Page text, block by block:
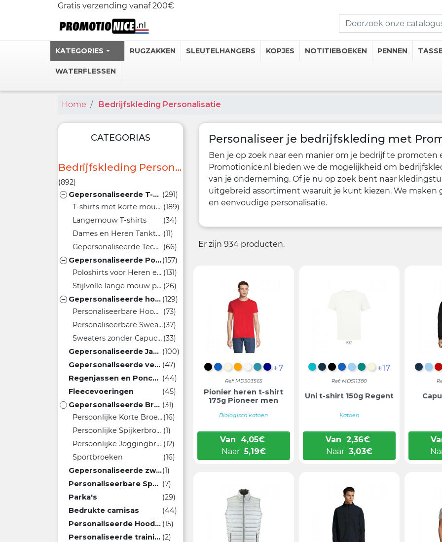
Gratis verzending vanaf 200€
KATEGORIES
Gepersonaliseerde Kopjes
Gepersonaliseerde Thermische Mokken
Personlijke Onderzetters
Heupflessen
Bekijk meer drankcategorieën
RUGZAKKEN SLEUTELHANGERS KOPJES NOTITIEBOEKEN PENNEN
WATERFLESSEN
Home Bedrijfskleding Personalisatie
CATEGORIAS
Bedrijfskleding Personalisatie
(892)
 Gepersonaliseerde T-shirts bedrukken (291)
T-shirts met korte mouwen (189)
Langemouw T-shirts
(34)
Dames en Heren Tanktops (11)
Gepersonaliseerde Technische Sportkleding
(66)
 Gepersonaliseerde Poloshirts(157)
Poloshirts voor Heren en Dames (131)
Stijlvolle lange mouw polo's (26)
 Gepersonaliseerde hoodies (129)
Personaliseerbare Hoodies
(73)
Personaliseerbare Sweaters met Rits(37)
Sweaters zonder Capuchon (33)
Gepersonaliseerde Jassen (100)
Gepersonaliseerde vesten (47)
Regenjassen en Poncho's (44)
Fleecevoeringen
(45)
 Gepersonaliseerde Broeken (31)
Persoonlijke Korte Broeken(16)
Persoonlijke Spijkerbroeken (1)
Persoonlijke Joggingbroeken (12)
Sportbroeken
(16)
Gepersonaliseerde zwembroeken(1)
Personaliseerbare Sportieve Overalls (7)
Parka's
(29)
Bedrukte camisas
(44)
Personaliseerde Hoodies en Sweaters (15)
Personaliseerde trainingspakken (2)
Personaliseer je bedrijfskleding met
Ben je op zoek naar een manier om je bedrijf te
Promotionice.nl bieden we de mogelijkheid om
van je onderneming. Of je nu op zoek bent naar
uitgebreid assortiment waaruit je kunt kiezen. We maken
en eenvoudige personalisatie.
Er zijn 934 producten.
DIEP ZWART
DENIMNATUURLIJK
ORANJE
GEBROKEN WIT
AQUA
DONKERBLAUW
+7
Ref: MDS03565
Pionier heren t-shirt
175g Pioneer men
Biologisch katoen
Van 4,05€
Naar 5,19€
ATOL BLAUW
ZEEMEERMINBLAUW
DIEP ZWART
DENIM
HEMELBLAUW
SMARAGDGROEN
NATUURLIJK
+17
Ref: MDS11380
Uni t-shirt 150g Regent
Katoen
Van 2,36€
Naar 3,03€